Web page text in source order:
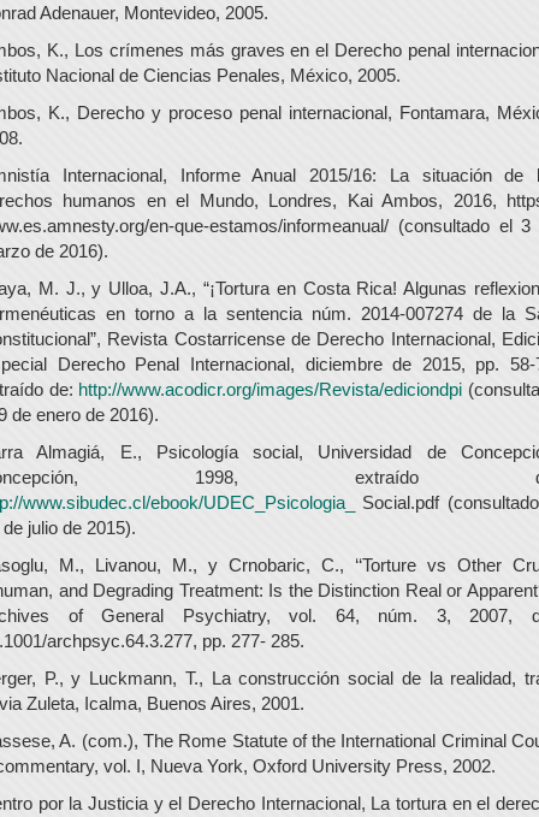
Adenauer, Montevideo, 2005.
K., Los crímenes más graves en el Derecho penal
Nacional de Ciencias Penales, México, 2005.
K., Derecho y proceso penal internacional, Fontamara,
Internacional, Informe Anual 2015/16: La situación de
humanos en el Mundo, Londres, Kai Ambos, 2016,
en-que-estamos/informeanual/ (consultado el 3
de 2016).
M. J., y Ulloa, J.A., “¡Tortura en Costa Rica! Algunas
en torno a la sentencia núm. 2014-007274 de la
Revista Costarricense de Derecho Internacional,
Derecho Penal Internacional, diciembre de 2015, pp. 58-
de: http://www.acodicr.org/images/Revista/ediciondpi
de enero de 2016).
Almagiá, E., Psicología social, Universidad de
1998, extraído
www.sibudec.cl/ebook/UDEC_Psicologia_
Social.pdf
julio de 2015).
M., Livanou, M., y Crnobaric, C., ‘‘Torture vs Other
and Degrading Treatment: Is the Distinction Real or
of General Psychiatry, vol. 64, núm. 3, 2007,
archpsyc.64.3.277, pp. 277- 285.
P., y Luckmann, T., La construcción social de la realidad,
Zuleta, Icalma, Buenos Aires, 2001.
A. (com.), The Rome Statute of the International Criminal
vol. I, Nueva York, Oxford University Press, 2002.
por la Justicia y el Derecho Internacional, La tortura en el